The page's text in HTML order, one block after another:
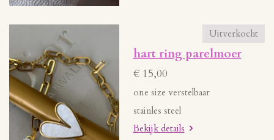
Uitverkocht
hart ring parelmoer
€ 15,00
one size verstelbaar
stainles steel
Bekijk details